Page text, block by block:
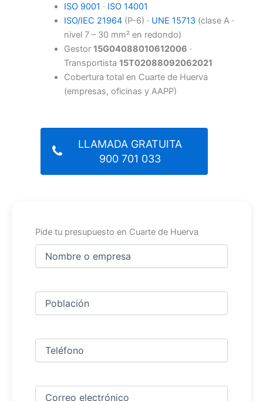
ISO 9001 · ISO 14001
ISO/IEC 21964(P-6) · UNE 15713(clase A ·
nivel 7 – 30 mm² en redondo)
Gestor 15G04088010612006 ·
Transportista 15T02088092062021
Cobertura total en Cuarte de Huerva
(empresas, oficinas y AAPP)
LLAMADA GRATUITA
900 701 033
Pide tu presupuesto en Cuarte de Huerva
Nombre
Ciudad
Teléfono
Correo